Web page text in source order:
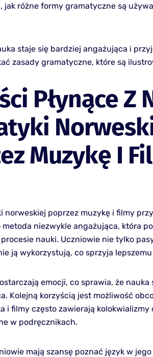
jak różne formy gramatyczne są
staje się bardziej angażująca i
zasady gramatyczne, które są
Płynące Z
Muzykę I
norweskiej poprzez muzykę i filmy
metoda niezwykle angażująca, która
nauki. Uczniowie nie tylko
ją wykorzystują, co sprzyja
emocji, co sprawia, że
Kolejną korzyścią jest możliwość
i filmy często zawierają
w podręcznikach.
mają szansę poznać język w